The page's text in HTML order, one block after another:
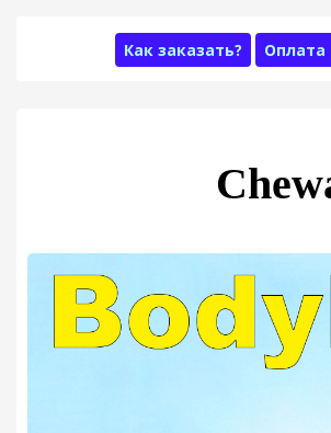
Как заказать? Оплата